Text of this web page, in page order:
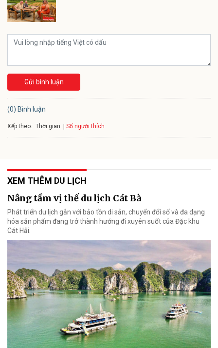
Gửi bình luận
(0) Bình luận
Xếp theo: Thời gian Số người thích
XEM THÊM DU LỊCH
Nâng tầm vị thế du lịch Cát Bà
Phát triển du lịch gắn với bảo tồn di sản, chuyển đổi số và đa dạng
hóa sản phẩm đang trở thành hướng đi xuyên suốt của Đặc khu
Cát Hải.